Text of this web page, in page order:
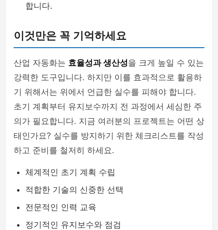
합니다.
이것만은 꼭 기억하세요
산업 자동화는 효율성과 생산성을 크게 높일 수 있는
강력한 도구입니다. 하지만 이를 효과적으로 활용하
기 위해서는 위에서 언급한 실수를 피해야 합니다.
초기 계획부터 유지보수까지 전 과정에서 세심한 주
의가 필요합니다. 지금 여러분의 프로젝트는 어떤 상
태인가요? 실수를 방지하기 위한 체크리스트를 작성
하고 준비를 철저히 하세요.
체계적인 초기 계획 수립
적합한 기술의 신중한 선택
전문적인 인력 교육
정기적인 유지보수와 점검